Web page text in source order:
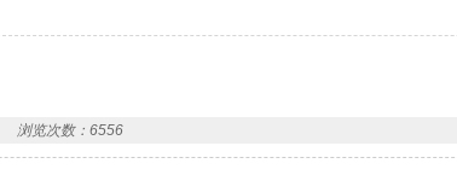
浏览次数：6556